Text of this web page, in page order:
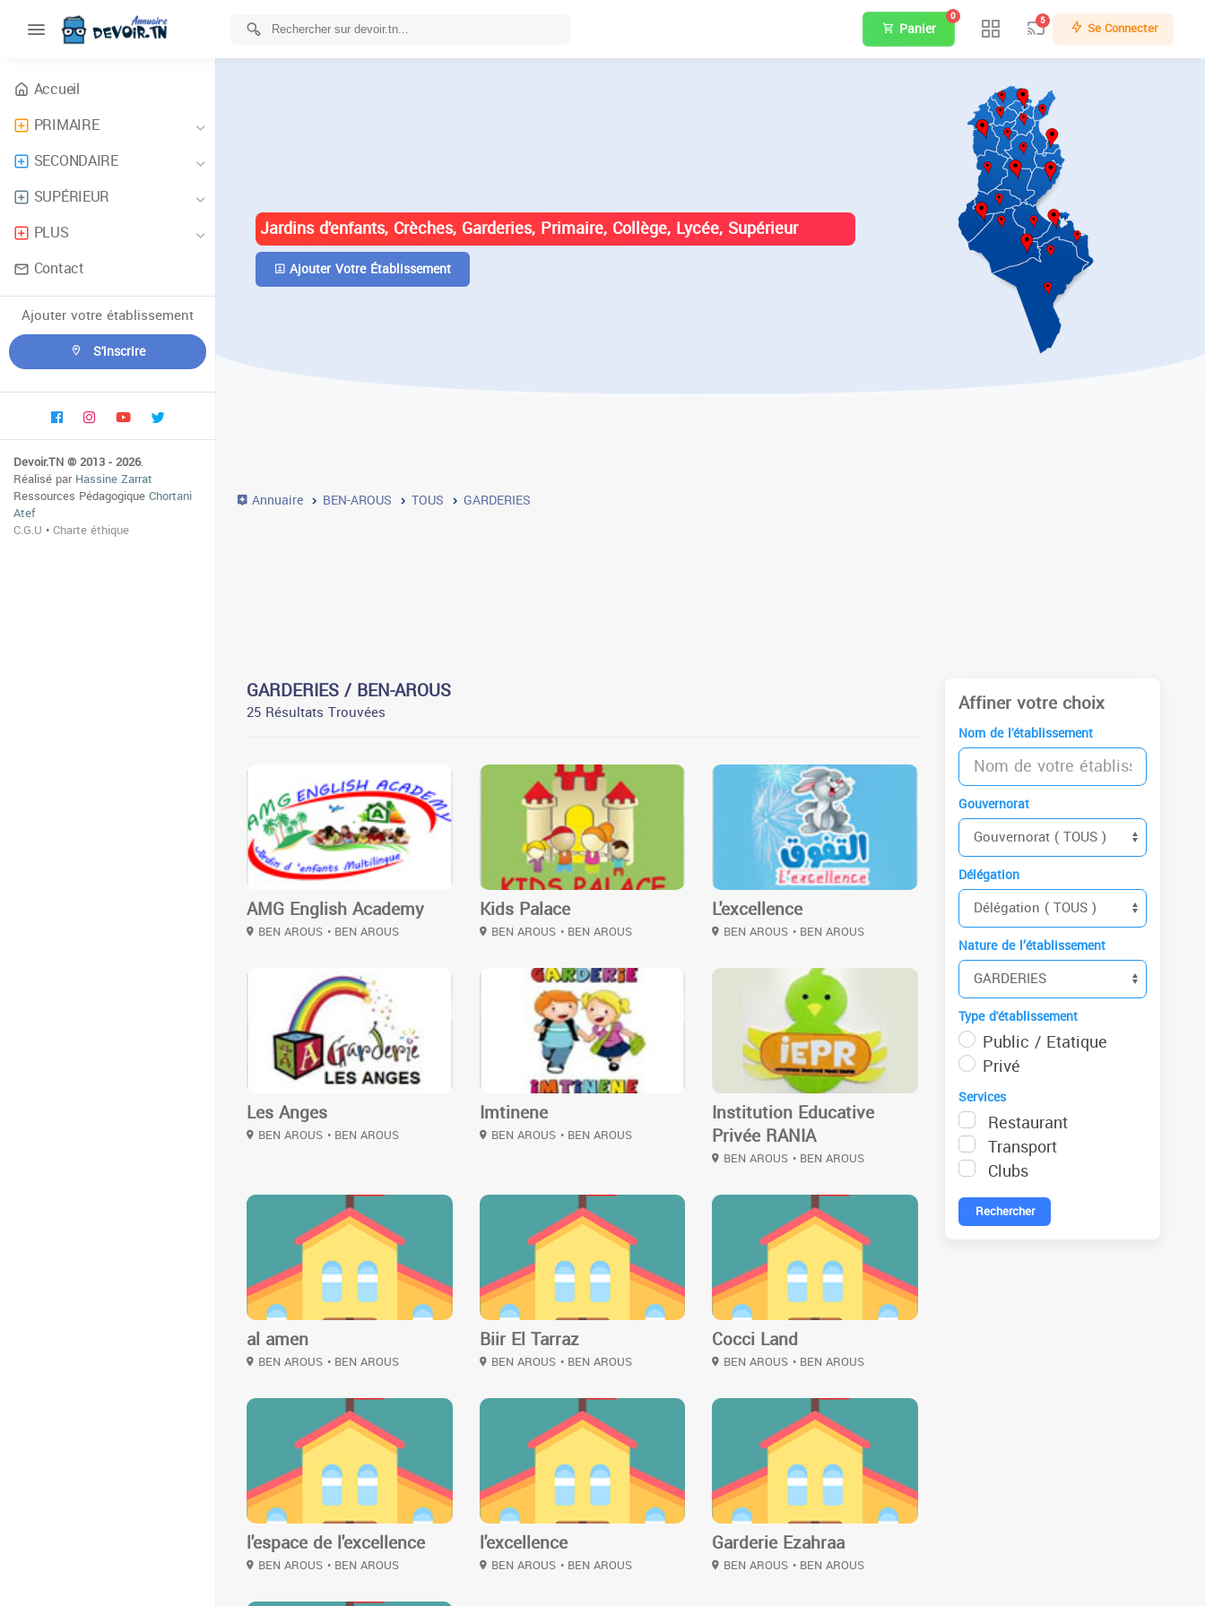
Accueil
PRIMAIRE
SECONDAIRE
SUPÉRIEUR
PLUS
Contact
Ajouter votre établissement
S'inscrire
Devoir.TN © 2013 - 2026.
Réalisé parHassine Zarrat
Ressources PédagogiqueChortani
Atef
C.G.U •Charte éthique
Panier
0 5 Se Connecter
Jardins d'enfants, Crèches, Garderies, Primaire, Collège, Lycée, Supérieur
Ajouter Votre Établissement
Annuaire BEN-AROUS TOUS GARDERIES
GARDERIES / BEN-AROUS
25 Résultats Trouvées
AMG English Academy
BEN AROUS • BEN AROUS
Kids Palace
BEN AROUS • BEN AROUS
L'excellence
BEN AROUS • BEN AROUS
Les Anges
BEN AROUS • BEN AROUS
Imtinene
BEN AROUS • BEN AROUS
Institution Educative
Privée RANIA
BEN AROUS • BEN AROUS
al amen
BEN AROUS • BEN AROUS
Biir El Tarraz
BEN AROUS • BEN AROUS
Cocci Land
BEN AROUS • BEN AROUS
l'espace de l'excellence
BEN AROUS • BEN AROUS
l'excellence
BEN AROUS • BEN AROUS
Garderie Ezahraa
BEN AROUS • BEN AROUS
Affiner votre choix
Nom de l'établissement
Gouvernorat
Délégation
Nature de l’établissement
Type d'établissement
Public / Etatique
Privé
Services
Restaurant
Transport
Clubs
Rechercher